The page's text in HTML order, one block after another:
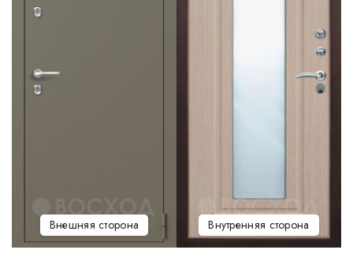
Внешняя сторона Внутренняя сторона